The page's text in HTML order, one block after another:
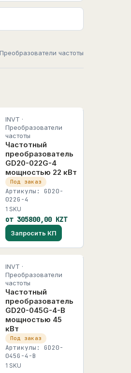
Преобразователи частоты
INVT ·
Преобразователи
частоты
Частотный
преобразователь
GD20-022G-4
мощностью 22 кВт
Под заказ
Артикулы: GD20-
022G-4
1 SKU
от 305800,00 KZT
Запросить КП
INVT ·
Преобразователи
частоты
Частотный
преобразователь
GD20-045G-4-B
мощностью 45
кВт
Под заказ
Артикулы: GD20-
045G-4-B
1 SKU